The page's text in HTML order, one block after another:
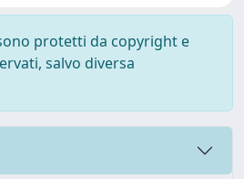
protetti da copyright e
salvo diversa